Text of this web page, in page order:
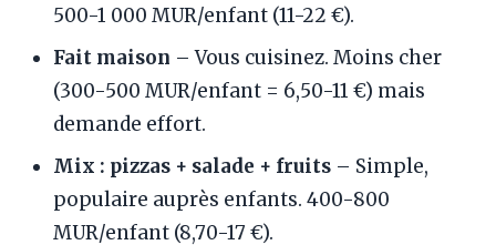
500-1 000 MUR/enfant (11-22 €).
Fait maison – Vous cuisinez. Moins cher
(300-500 MUR/enfant = 6,50-11 €) mais
demande effort.
Mix : pizzas + salade + fruits – Simple,
populaire auprès enfants. 400-800
MUR/enfant (8,70-17 €).